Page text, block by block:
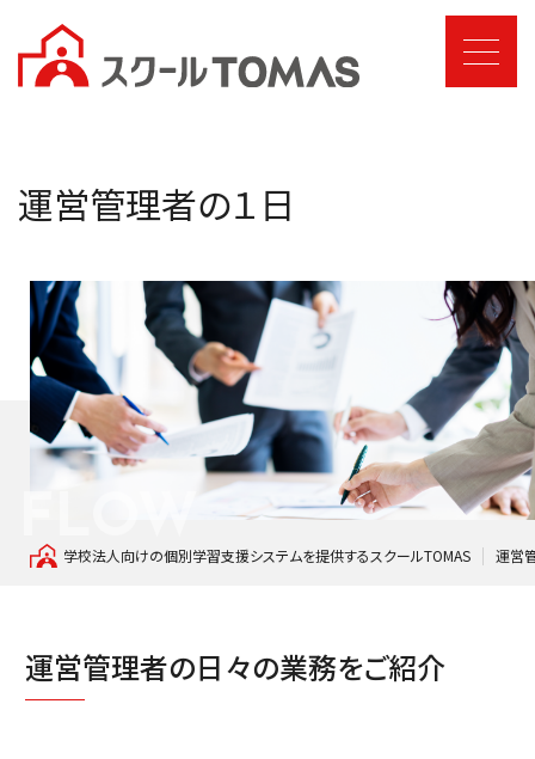
運営管理者の１日
学校法人向けの個別学習支援システムを提供するスクールTOMAS 運営
運営管理者の日々の業務をご紹介